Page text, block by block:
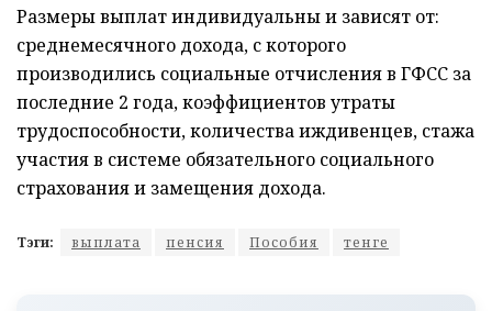
Размеры выплат индивидуальны и зависят от:
среднемесячного дохода, с которого
производились социальные отчисления в ГФСС за
последние 2 года, коэффициентов утраты
трудоспособности, количества иждивенцев, стажа
участия в системе обязательного социального
страхования и замещения дохода.
Тэги: выплата пенсия Пособия тенге